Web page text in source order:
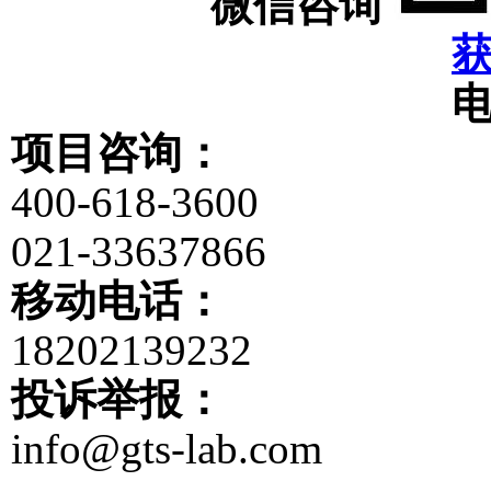
项目咨询：
400-618-3600
021-33637866
移动电话：
18202139232
投诉举报：
info@gts-lab.com